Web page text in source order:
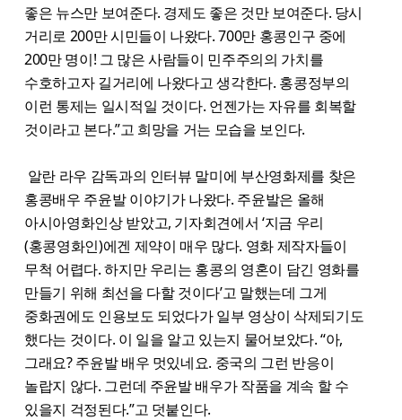
좋은 뉴스만 보여준다. 경제도 좋은 것만 보여준다. 당시
거리로 200만 시민들이 나왔다. 700만 홍콩인구 중에
200만 명이! 그 많은 사람들이 민주주의의 가치를
수호하고자 길거리에 나왔다고 생각한다. 홍콩정부의
이런 통제는 일시적일 것이다. 언젠가는 자유를 회복할
것이라고 본다.”고 희망을 거는 모습을 보인다.
알란 라우 감독과의 인터뷰 말미에 부산영화제를 찾은
홍콩배우 주윤발 이야기가 나왔다. 주윤발은 올해
아시아영화인상 받았고, 기자회견에서 ‘지금 우리
(홍콩영화인)에겐 제약이 매우 많다. 영화 제작자들이
무척 어렵다. 하지만 우리는 홍콩의 영혼이 담긴 영화를
만들기 위해 최선을 다할 것이다’고 말했는데 그게
중화권에도 인용보도 되었다가 일부 영상이 삭제되기도
했다는 것이다. 이 일을 알고 있는지 물어보았다. “아,
그래요? 주윤발 배우 멋있네요. 중국의 그런 반응이
놀랍지 않다. 그런데 주윤발 배우가 작품을 계속 할 수
있을지 걱정된다.”고 덧붙인다.